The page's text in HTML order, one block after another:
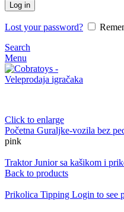
Log in
Lost your password?
Search
Menu
Click to enlarge
Početna Guraljke-vozila bez
pink
Traktor Junior sa kašikom i
Back to products
Prikolica Tipping Login to see